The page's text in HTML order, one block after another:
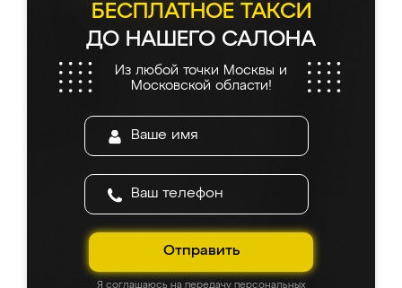
БЕСПЛАТНОЕ ТАКСИ
ДО НАШЕГО САЛОНА
Из любой точки Москвы и
Московской области!
Отправить
Я соглашаюсь на передачу персональных